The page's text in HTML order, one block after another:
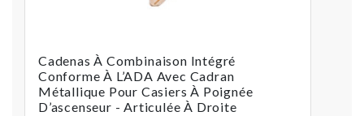
Cadenas À Combinaison Intégré
Conforme À L’ADA Avec Cadran
Métallique Pour Casiers À Poignée
D’ascenseur - Articulée À Droite